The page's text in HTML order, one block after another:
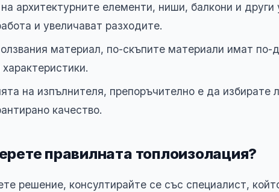
архитектурните елементи, ниши, балкони и други
и увеличават разходите.
материал, по-скъпите материали имат по-
на изпълнителя, препоръчително е да избирате
качество.
правилната топлоизолация?
решение, консултирайте се със специалист,